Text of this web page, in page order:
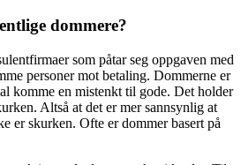
dommere?
som påtar seg oppgaven med
personer mot betaling. Dommerne er
komme en mistenkt til gode. Det holder
Altså at det er mer sannsynlig at
er skurken. Ofte er dommer basert på